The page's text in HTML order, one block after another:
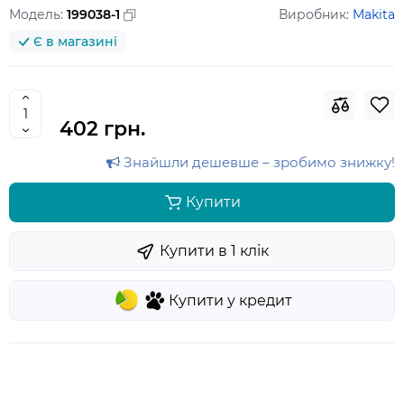
Модель: 199038-1 Виробник: Makita
Є в магазині
402 грн.
Знайшли дешевше – зробимо знижку!
Купити
Купити у кредит
Купити в 1 клiк